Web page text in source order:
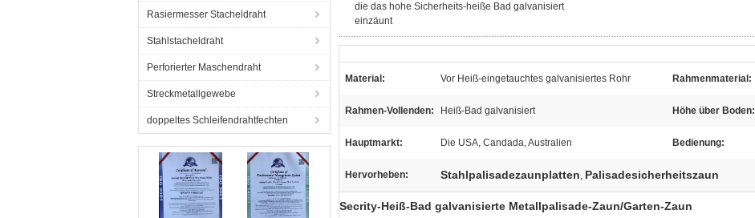
Rasiermesser Stacheldraht
Stahlstacheldraht
Perforierter Maschendraht
Streckmetallgewebe
doppeltes Schleifendrahtfechten
die das hohe Sicherheits-heiße Bad galvanisiert
einzäunt
Material: Vor Heiß-eingetauchtes galvanisiertes Rohr Rahmenmaterial:
Rahmen-Vollenden: Heiß-Bad galvanisiert Höhe über Boden:
Hauptmarkt: Die USA, Candada, Australien Bedienung:
Hervorheben: Stahlpalisadezaunplatten, Palisadesicherheitszaun
Secrity-Heiß-Bad galvanisierte Metallpalisade-Zaun/Garten-Zaun